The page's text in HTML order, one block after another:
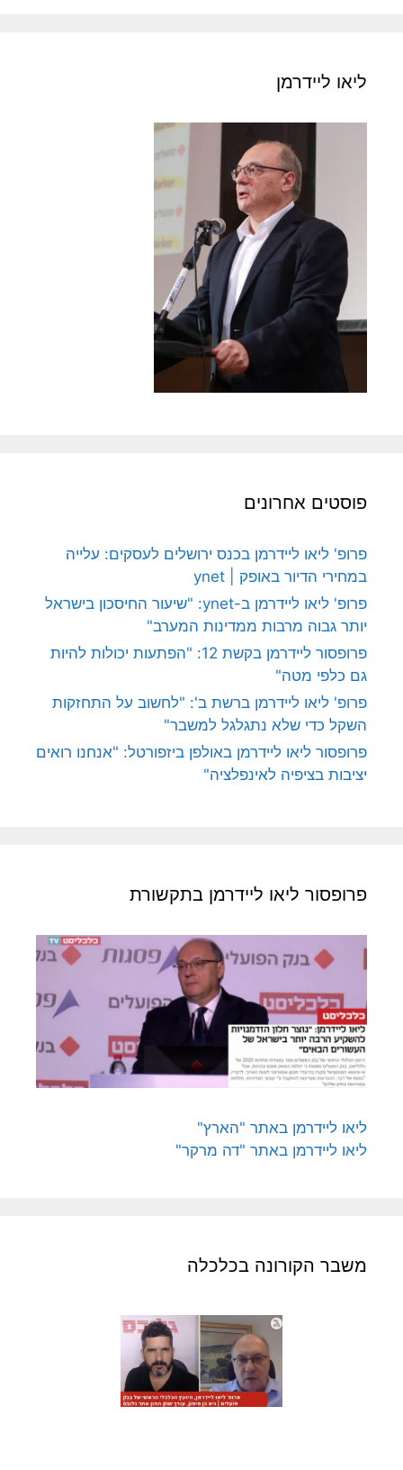
ליאו ליידרמן
פוסטים אחרונים
פרופ' ליאו ליידרמן בכנס ירושלים לעסקים: עלייה
במחירי הדיור באופק | ynet
פרופ' ליאו ליידרמן ב-ynet: "שיעור החיסכון בישראל
יותר גבוה מרבות ממדינות המערב"
פרופסור ליידרמן בקשת 12: "הפתעות יכולות להיות
גם כלפי מטה"
פרופ' ליאו ליידרמן ברשת ב': "לחשוב על התחזקות
השקל כדי שלא נתגלגל למשבר"
פרופסור ליאו ליידרמן באולפן ביזפורטל: "אנחנו רואים
יציבות בציפיה לאינפלציה"
פרופסור ליאו ליידרמן בתקשורת
ליאו ליידרמן באתר "הארץ"
ליאו ליידרמן באתר "דה מרקר"
משבר הקורונה בכלכלה